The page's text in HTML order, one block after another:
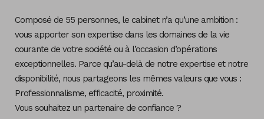
Composé de 55 personnes, le cabinet n’a qu’une ambition :
vous apporter son expertise dans les domaines de la vie
courante de votre société ou à l’occasion d’opérations
exceptionnelles. Parce qu’au-delà de notre expertise et notre
disponibilité, nous partageons les mêmes valeurs que vous :
Professionnalisme, efficacité, proximité.
Vous souhaitez un partenaire de confiance ?